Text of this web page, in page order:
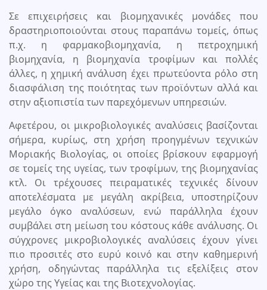
Σε επιχειρήσεις και βιομηχανικές μονάδες που
δραστηριοποιούνται στους παραπάνω τομείς, όπως
π.χ. η φαρμακοβιομηχανία, η πετροχημική
βιομηχανία, η βιομηχανία τροφίμων και πολλές
άλλες, η χημική ανάλυση έχει πρωτεύοντα ρόλο στη
διασφάλιση της ποιότητας των προϊόντων αλλά και
στην αξιοπιστία των παρεχόμενων υπηρεσιών.
Αφετέρου, οι μικροβιολογικές αναλύσεις βασίζονται
σήμερα, κυρίως, στη χρήση προηγμένων τεχνικών
Μοριακής Βιολογίας, οι οποίες βρίσκουν εφαρμογή
σε τομείς της υγείας, των τροφίμων, της βιομηχανίας
κτλ. Οι τρέχουσες πειραματικές τεχνικές δίνουν
αποτελέσματα με μεγάλη ακρίβεια, υποστηρίζουν
μεγάλο όγκο αναλύσεων, ενώ παράλληλα έχουν
συμβάλει στη μείωση του κόστους κάθε ανάλυσης. Οι
σύγχρονες μικροβιολογικές αναλύσεις έχουν γίνει
πιο προσιτές στο ευρύ κοινό και στην καθημερινή
χρήση, οδηγώντας παράλληλα τις εξελίξεις στον
χώρο της Υγείας και της Βιοτεχνολογίας.